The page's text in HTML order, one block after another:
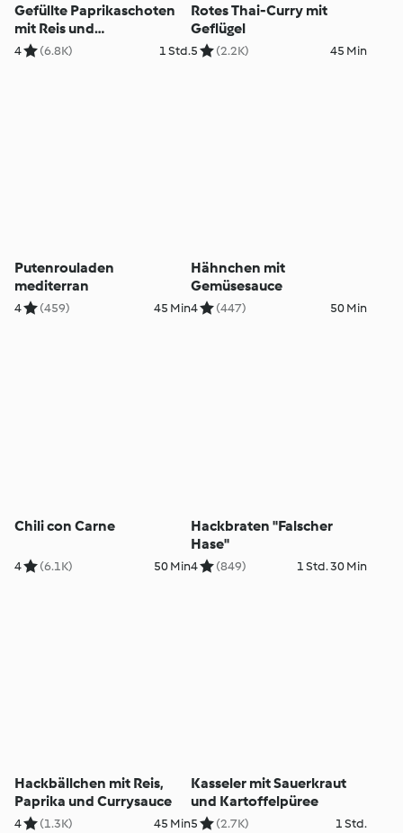
Gefüllte Paprikaschoten
mit Reis und
Tomatensauce
4 (6.8K) 1 Std.
Rotes Thai-Curry mit
Geflügel
5 (2.2K) 45 Min
Putenrouladen
mediterran
4 (459) 45 Min
Hähnchen mit
Gemüsesauce
4 (447) 50 Min
Chili con Carne
4 (6.1K) 50 Min
Hackbraten "Falscher
Hase"
4 (849) 1 Std. 30 Min
Hackbällchen mit Reis,
Paprika und Currysauce
4 (1.3K) 45 Min
Kasseler mit Sauerkraut
und Kartoffelpüree
5 (2.7K) 1 Std.